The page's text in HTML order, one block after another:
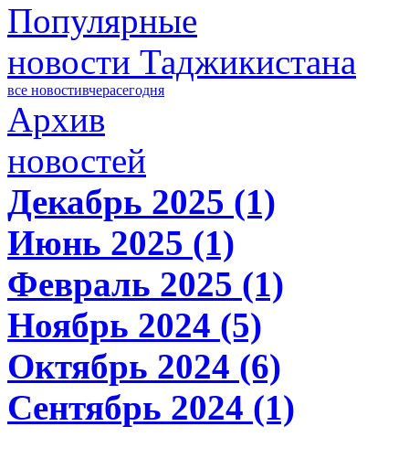
Популярные
новости Таджикистана
все новостивчерасегодня
Архив
новостей
Декабрь 2025 (1)
Июнь 2025 (1)
Февраль 2025 (1)
Ноябрь 2024 (5)
Октябрь 2024 (6)
Сентябрь 2024 (1)